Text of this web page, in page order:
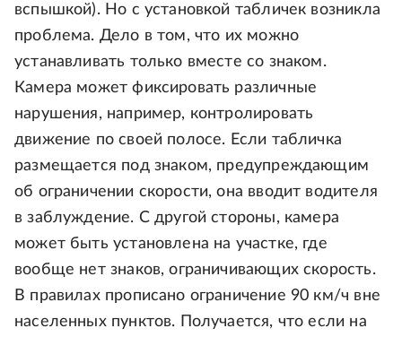
вспышкой). Но с установкой табличек возникла
проблема. Дело в том, что их можно
устанавливать только вместе со знаком.
Камера может фиксировать различные
нарушения, например, контролировать
движение по своей полосе. Если табличка
размещается под знаком, предупреждающим
об ограничении скорости, она вводит водителя
в заблуждение. С другой стороны, камера
может быть установлена на участке, где
вообще нет знаков, ограничивающих скорость.
В правилах прописано ограничение 90 км/ч вне
населенных пунктов. Получается, что если на